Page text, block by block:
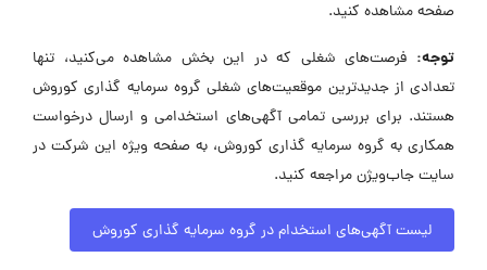
صفحه مشاهده کنید.
توجه: فرصت‌های شغلی که در این بخش مشاهده می‌کنید، تنها
تعدادی از جدیدترین موقعیت‌های شغلی گروه سرمایه گذاری کوروش
هستند. برای بررسی تمامی آگهی‌های استخدامی و ارسال درخواست
همکاری به گروه سرمایه گذاری کوروش، به صفحه ویژه این شرکت در
سایت جاب‌ویژن مراجعه کنید.
لیست آگهی‌های استخدام در گروه سرمایه گذاری کوروش